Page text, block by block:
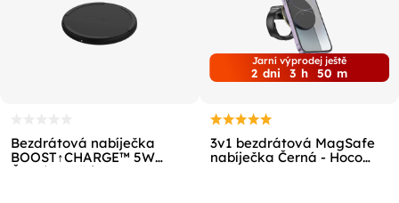
Bezdrátová nabíječka
BOOST↑CHARGE™ 5W
Černá - Belkin
Jarní výprodej ještě
2 dni 3 h 50 m
3v1 bezdrátová MagSafe
nabíječka Černá - Hoco